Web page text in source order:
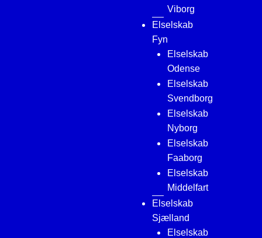
Viborg
Elselskab
Fyn
Elselskab
Odense
Elselskab
Svendborg
Elselskab
Nyborg
Elselskab
Faaborg
Elselskab
Middelfart
Elselskab
Sjælland
Elselskab